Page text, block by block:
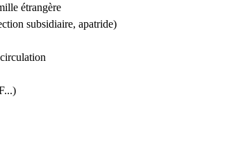
étrangère
subsidiaire, apatride)